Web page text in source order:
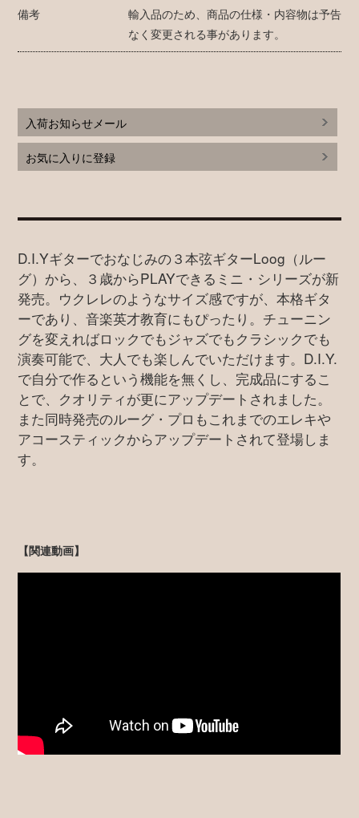
備考
輸入品のため、商品の仕様・内容物は予告
なく変更される事があります。
入荷お知らせメール
お気に入りに登録
D.I.Yギターでおなじみの３本弦ギターLoog（ルー
グ）から、３歳からPLAYできるミニ・シリーズが新
発売。ウクレレのようなサイズ感ですが、本格ギタ
ーであり、音楽英才教育にもぴったり。チューニン
グを変えればロックでもジャズでもクラシックでも
演奏可能で、大人でも楽しんでいただけます。D.I.Y.
で自分で作るという機能を無くし、完成品にするこ
とで、クオリティが更にアップデートされました。
また同時発売のルーグ・プロもこれまでのエレキや
アコースティックからアップデートされて登場しま
す。
【関連動画】